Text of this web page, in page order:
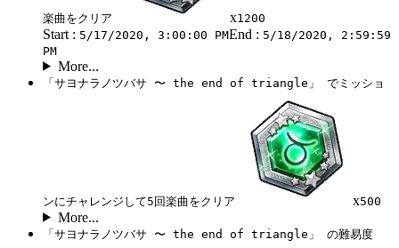
楽曲をクリア x1200
Start : 5/17/2020, 3:00:00 PMEnd : 5/18/2020, 2:59:59
PM
More...
「サヨナラノツバサ 〜 the end of triangle」 でミッショ
ンにチャレンジして5回楽曲をクリア x500
More...
「サヨナラノツバサ 〜 the end of triangle」 の難易度